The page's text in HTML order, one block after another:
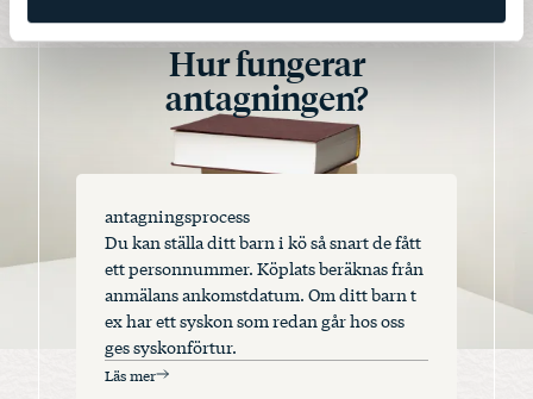
Hur fungerar
antagningen?
antagningsprocess
Du kan ställa ditt barn i kö så snart de fått
ett personnummer. Köplats beräknas från
anmälans ankomstdatum. Om ditt barn t
ex har ett syskon som redan går hos oss
ges syskonförtur.
Läs mer